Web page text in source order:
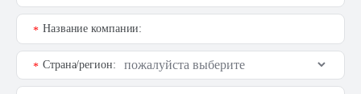
Название компании:
*
Страна/регион:
*